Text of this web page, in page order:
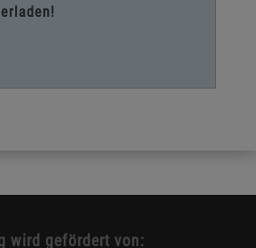
wird gefördert von: